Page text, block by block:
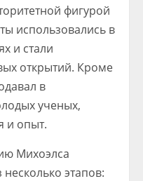
фигурой
использовались в
и стали
открытий. Кроме
в
ученых,
и опыт.
Михоэлса
этапов: